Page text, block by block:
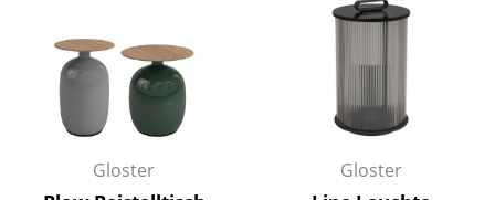
Kleinaufbewahrung
Einzelteile
... alle Aufbewahrungsmöbel
Gloster Gloster